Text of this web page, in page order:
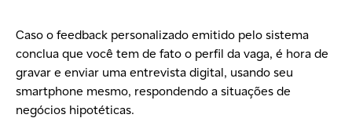
Caso ofeedback personalizado emitido pelo sistema
conclua que você tem de fato o perfil da vaga, é hora de
gravar e enviar uma entrevista digital, usando seu
smartphone mesmo, respondendo a situações de
negócios hipotéticas.